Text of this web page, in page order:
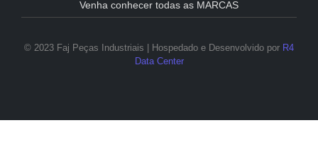
Venha conhecer todas as MARCAS
© 2023 Faj Peças Industriais | Hospedado e Desenvolvido por R4
Data Center